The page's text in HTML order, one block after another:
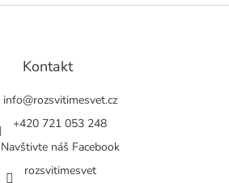
Kontakt
info@rozsvitimesvet.cz
+420 721 053 248
Navštivte náš Facebook
rozsvitimesvet